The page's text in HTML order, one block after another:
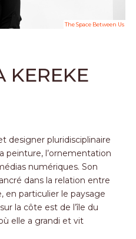
The Space Between Us
KEREKE
designer pluridisciplinaire
peinture, l’ornementation
numériques. Son
dans la relation entre
en particulier le paysage
la côte est de l’île du
elle a grandi et vit